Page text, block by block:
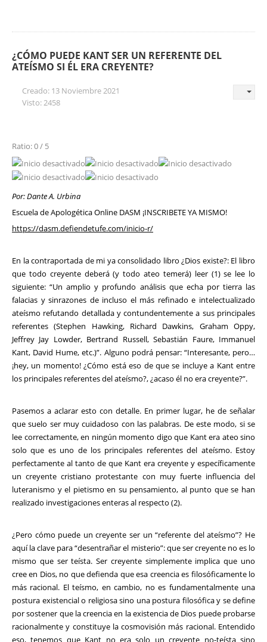
¿CÓMO PUEDE KANT SER UN REFERENTE DEL
ATEÍSMO SI ÉL ERA CREYENTE?
Creado: 13 Noviembre 2021
Visto: 2458
Ratio: 0 / 5
Por: Dante A. Urbina
Escuela de Apologética Online DASM ¡INSCRIBETE YA MISMO!
https://dasm.defiendetufe.com/inicio-r/
En la contraportada de mi ya consolidado libro ¿Dios existe?: El libro
que todo creyente deberá (y todo ateo temerá) leer (1) se lee lo
siguiente: “Un amplio y profundo análisis que echa por tierra las
falacias y sinrazones de incluso el más refinado e intelectualizado
ateísmo refutando detallada y contundentemente a sus principales
referentes (Stephen Hawking, Richard Dawkins, Graham Oppy,
Jeffrey Jay Lowder, Bertrand Russell, Sebastián Faure, Immanuel
Kant, David Hume, etc.)”. Alguno podrá pensar: “Interesante, pero…
¡hey, un momento! ¿Cómo está eso de que se incluye a Kant entre
los principales referentes del ateísmo?, ¿acaso él no era creyente?”.
Pasemos a aclarar esto con detalle. En primer lugar, he de señalar
que suelo ser muy cuidadoso con las palabras. De este modo, si se
lee correctamente, en ningún momento digo que Kant era ateo sino
solo que es uno de los principales referentes del ateísmo. Estoy
perfectamente al tanto de que Kant era creyente y específicamente
un creyente cristiano protestante con muy fuerte influencia del
luteranismo y el pietismo en su pensamiento, al punto que se han
realizado investigaciones enteras al respecto (2).
¿Pero cómo puede un creyente ser un “referente del ateísmo”? He
aquí la clave para “desentrañar el misterio”: que ser creyente no es lo
mismo que ser teísta. Ser creyente simplemente implica que uno
cree en Dios, no que defienda que esa creencia es filosóficamente lo
más racional. El teísmo, en cambio, no es fundamentalmente una
postura existencial o religiosa sino una postura filosófica y se define
por sostener que la creencia en la existencia de Dios puede probarse
racionalmente y constituye la cosmovisión más racional. Entendido
eso, tenemos que Kant no era solo un creyente no-teísta sino